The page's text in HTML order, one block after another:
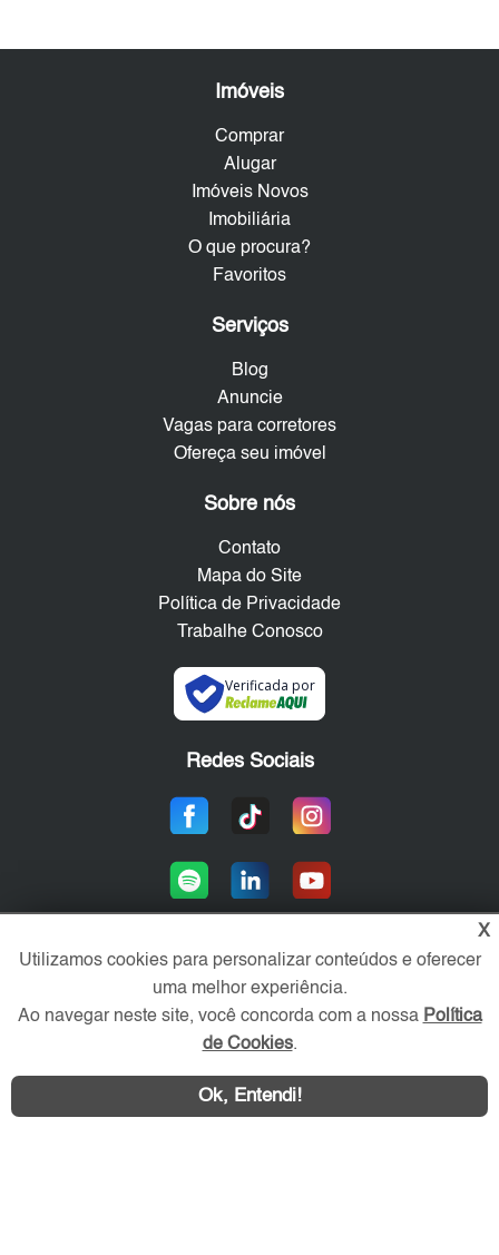
WhatsApp Contatar
Imóveis
Comprar
Alugar
Imóveis Novos
Imobiliária
O que procura?
Favoritos
Serviços
Blog
Anuncie
Vagas para corretores
Ofereça seu imóvel
Sobre nós
Contato
Mapa do Site
Política de Privacidade
Trabalhe Conosco
Verificada por
Redes Sociais
Área exclusiva aos anunciantes,
acesse sua conta:
X
Utilizamos cookies para personalizar conteúdos e oferecer
uma melhor experiência.
Ao navegar neste site, você concorda com a nossa Política
de Cookies.
Ok, Entendi!